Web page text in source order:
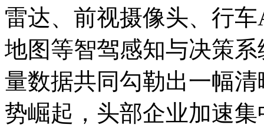
雷达、前视摄像头、行
地图等智驾感知与决策
量数据共同勾勒出一幅
势崛起，头部企业加速